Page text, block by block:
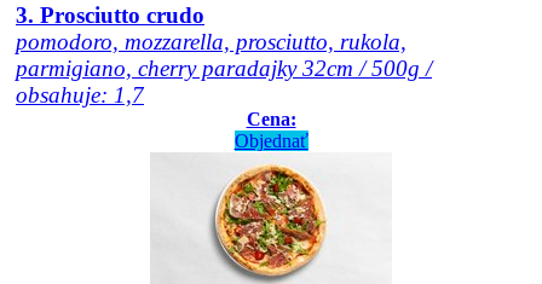
3. Prosciutto crudo
pomodoro, mozzarella, prosciutto, rukola,
parmigiano, cherry paradajky 32cm / 500g /
obsahuje: 1,7
Cena:
Objednať